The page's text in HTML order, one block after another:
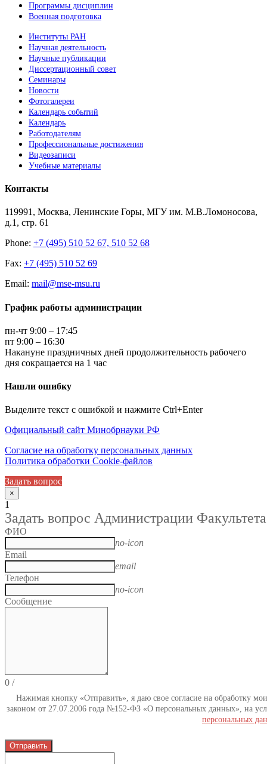
Программы дисциплин
Военная подготовка
Институты РАН
Научная деятельность
Научные публикации
Диссертационный совет
Семинары
Новости
Фотогалереи
Календарь событий
Календарь
Работодателям
Профессиональные достижения
Видеозаписи
Учебные материалы
Контакты
119991, Москва, Ленинские Горы, МГУ им. М.В.Ломоносова,
д.1, стр. 61
Phone: +7 (495) 510 52 67, 510 52 68
Fax: +7 (495) 510 52 69
Email: mail@mse-msu.ru
График работы администрации
пн-чт 9:00 – 17:45
пт 9:00 – 16:30
Накануне праздничных дней продолжительность рабочего
дня сокращается на 1 час
Нашли ошибку
Выделите текст с ошибкой и нажмите Ctrl+Enter
Официальный сайт Минобрнауки РФ
Согласие на обработку персональных данных
Политика обработки Cookie-файлов
Задать вопрос
×
1
Задать вопрос Администрации Факультета
ФИО
no-icon
Email
email
Телефон
no-icon
Сообщение
0 /
Нажимая кнопку «Отправить», я даю свое согласие на обработку
законом от 27.07.2006 года №152-ФЗ «О персональных данных», на
персональных
Отправить